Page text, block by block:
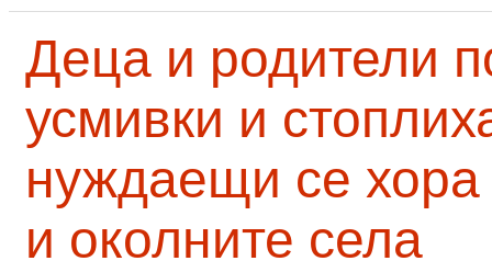
Деца и родители
усмивки и
нуждаещи се
и околните села